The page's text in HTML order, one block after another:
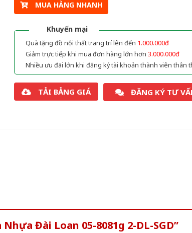
MUA HÀNG NHANH
Khuyến mại
Quà tặng đồ nội thất trang trí lên đến 1.000.000đ
Giảm trực tiếp khi mua đơn hàng lớn hơn 3.000.000đ
Nhiều ưu đãi lớn khi đăng ký tài khoản thành viên thân
TẢI BẢNG GIÁ ĐĂNG KÝ TƯ
Đài Loan 05-8081g 2-DL-SGD”